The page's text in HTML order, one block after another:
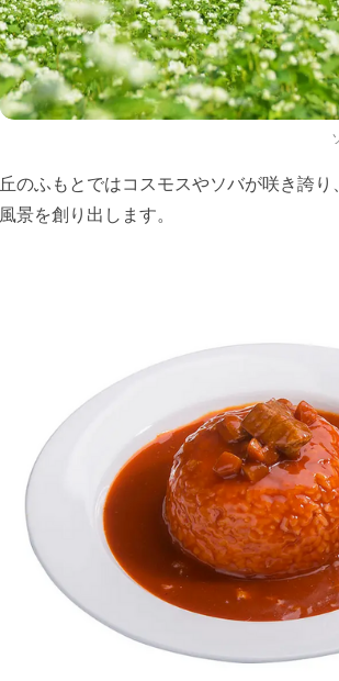
丘のふもとではコスモスやソバが咲き誇
風景を創り出します。